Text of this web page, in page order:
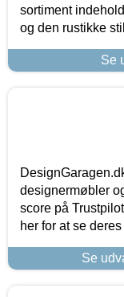
sortiment
og den rustikke
Se
designermøbler
score på
her for at se
Se